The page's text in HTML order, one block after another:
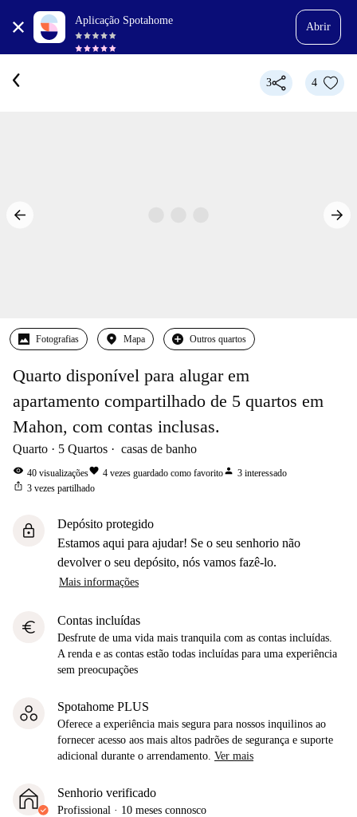
Aplicação Spotahome
Abrir
3 4
Fotografias Mapa Outros quartos
Quarto disponível para alugar em
apartamento compartilhado de 5 quartos em
Mahon, com contas inclusas.
Quarto 5 Quartos casas de banho
visibility 40 visualizaçõesfavorite 4 vezes guardado como favoritoperson 3 interessado
ios_share 3 vezes partilhado
lock
Depósito protegido
Estamos aqui para ajudar! Se o seu senhorio não
devolver o seu depósito, nós vamos fazê-lo.
Mais informações
euro Contas incluídas
Desfrute de uma vida mais tranquila com as contas incluídas.
A renda e as contas estão todas incluídas para uma experiência
sem preocupações
Spotahome PLUS
Oferece a experiência mais segura para nossos inquilinos ao
fornecer acesso aos mais altos padrões de segurança e suporte
adicional durante o arrendamento. Ver mais
Senhorio verificado
Profissional · 10 meses connosco